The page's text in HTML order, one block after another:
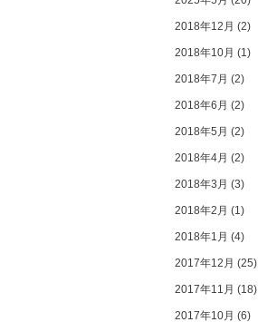
2018年12月 (2)
2018年10月 (1)
2018年7月 (2)
2018年6月 (2)
2018年5月 (2)
2018年4月 (2)
2018年3月 (3)
2018年2月 (1)
2018年1月 (4)
2017年12月 (25)
2017年11月 (18)
2017年10月 (6)